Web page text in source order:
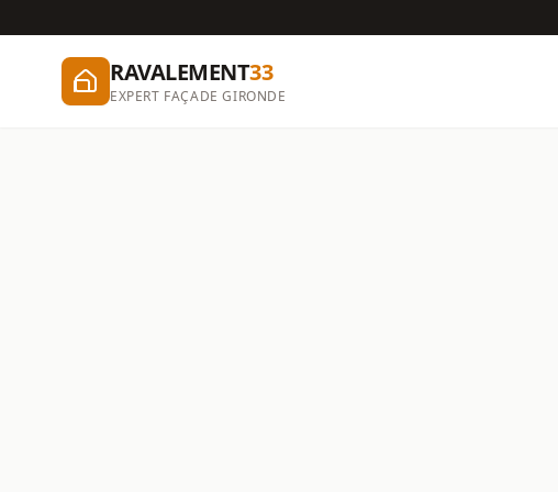
RAVALEMENT33
EXPERT FAÇADE GIRONDE